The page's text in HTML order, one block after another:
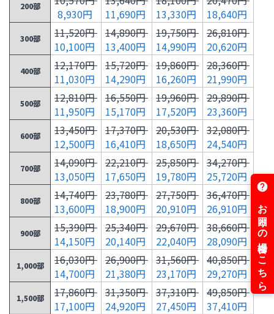
200部
8,930円
11,690円
13,330円
18,640円
300部
11,520円
10,100円
14,890円
13,400円
19,750円
14,990円
26,810円
20,620円
400部
12,170円
11,030円
15,720円
14,290円
19,860円
16,260円
28,360円
21,990円
500部
12,810円
11,950円
16,550円
15,170円
19,960円
17,520円
29,890円
23,360円
600部
13,450円
12,500円
17,370円
16,410円
20,530円
18,650円
32,080円
24,540円
700部
14,090円
13,050円
22,210円
17,650円
25,850円
19,780円
34,270円
25,720円
800部
14,740円
13,600円
23,780円
18,900円
27,750円
20,910円
36,470円
26,910円
900部
15,390円
14,150円
25,340円
20,140円
29,670円
22,040円
38,660円
28,090円
1,000部
16,030円
14,700円
26,900円
21,380円
31,560円
23,170円
40,850円
29,270円
1,500部
17,860円
17,100円
31,350円
24,920円
37,310円
27,450円
49,850円
37,410円